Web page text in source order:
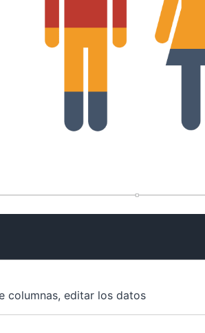
columnas, editar los datos